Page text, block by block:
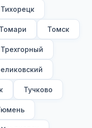
Тихорецк
Томари Томск
Трехгорный
Тучково